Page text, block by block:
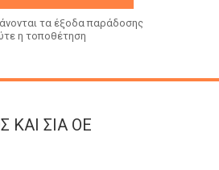
τα έξοδα παράδοσης
η τοποθέτηση
ΣΙΑ OE